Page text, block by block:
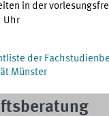
in der
Uhr
der
Münster